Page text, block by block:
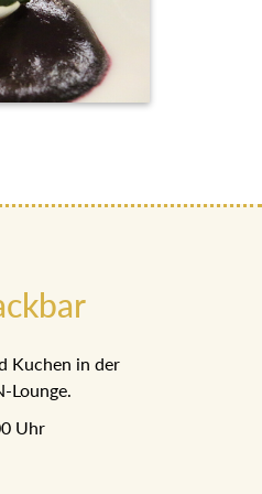
Kuchen in der
Lounge.
Uhr